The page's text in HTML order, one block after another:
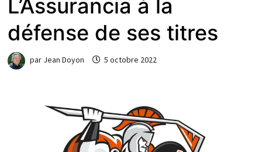
L’Assurancia à la
défense de ses titres
par Jean Doyon 5 octobre 2022